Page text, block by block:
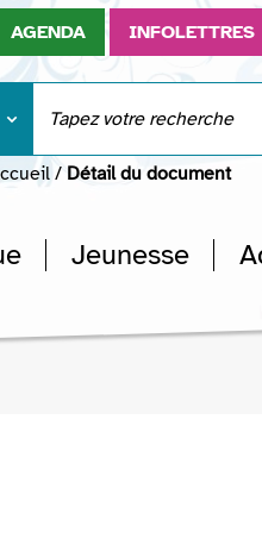
AGENDA INFOLETTRES
/ Détail du document
Jeunesse